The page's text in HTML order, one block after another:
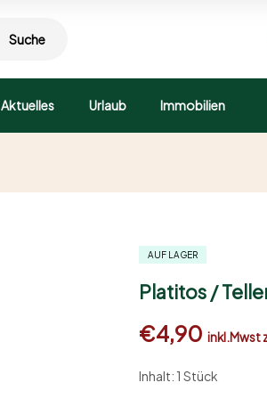
Suche
Aktuelles Urlaub Immobilien
AUF LAGER
Platitos /
€4,90 inkl.Mwst
Inhalt: 1 Stück